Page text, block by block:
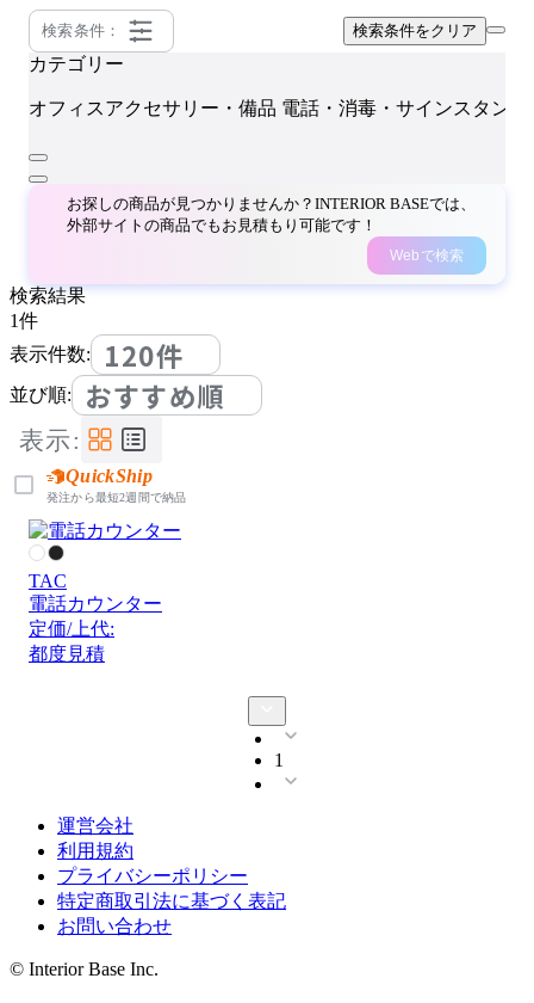
検索条件： 検索条件をクリア
カテゴリー
オフィスアクセサリー・備品 電話・消毒・サインスタンド
お探しの商品が見つかりませんか？INTERIOR BASEでは、
外部サイトの商品でもお見積もり可能です！
Webで検索
検索結果
1件
表示件数:
120件
並び順: おすすめ順
表示:
QuickShip
発注から最短2週間で納品
TAC
電話カウンター
定価/上代:
都度見積
1
運営会社
利用規約
プライバシーポリシー
特定商取引法に基づく表記
お問い合わせ
© Interior Base Inc.